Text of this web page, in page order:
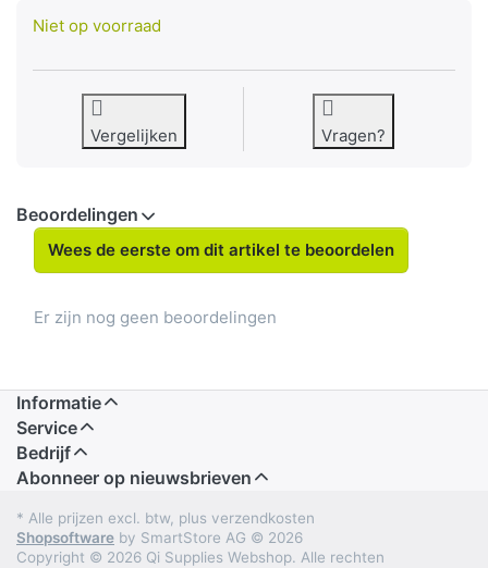
Niet op voorraad
Vergelijken Vragen?
Beoordelingen
Wees de eerste om dit artikel te beoordelen
Er zijn nog geen beoordelingen
Informatie
Service
Bedrijf
Abonneer op nieuwsbrieven
* Alle prijzen excl. btw, plus verzendkosten
Shopsoftware by SmartStore AG © 2026
Copyright © 2026 Qi Supplies Webshop. Alle rechten